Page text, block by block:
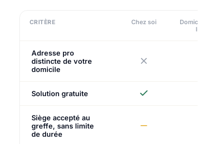
CRITÈRE Chez soi
ligne
Adresse pro
distincte de votre
domicile
Solution gratuite
Siège accepté au
greffe, sans limite
de durée